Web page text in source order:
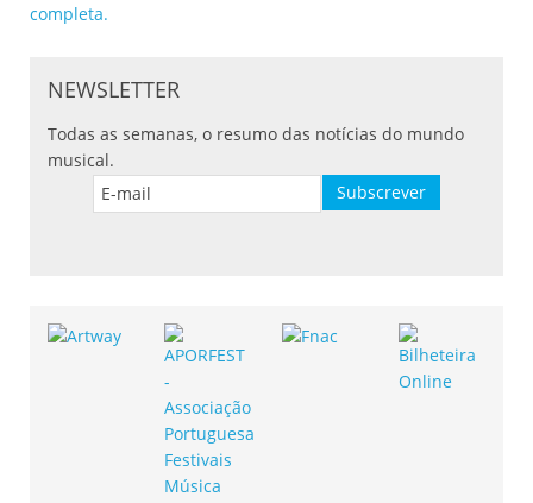
completa.
NEWSLETTER
Todas as semanas, o resumo das notícias do mundo
musical.